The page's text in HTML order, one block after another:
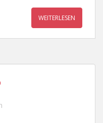
WEITERLESEN